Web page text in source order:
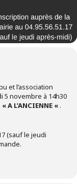
et l’association
5 novembre à 14h30
« A L’ANCIENNE « .
(sauf le jeudi